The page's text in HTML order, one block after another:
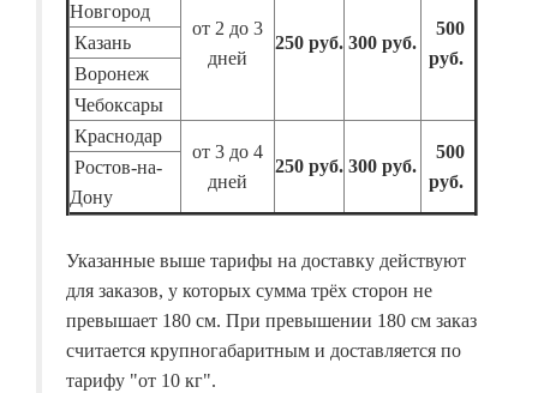
Новгород
от 2 до 3
дней
250 руб. 300 руб.
500
руб.
Казань
Воронеж
Чебоксары
Краснодар
от 3 до 4
дней
250 руб. 300 руб.
500
руб.
Ростов-на-
Дону
Указанные выше тарифы на доставку действуют
для заказов, у которых сумма трёх сторон не
превышает 180 см. При превышении 180 см заказ
считается крупногабаритным и доставляется по
тарифу "от 10 кг".